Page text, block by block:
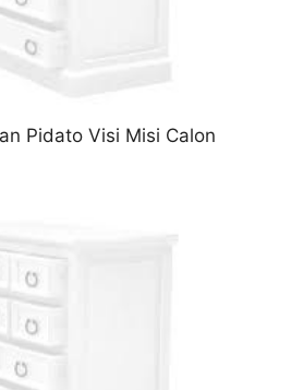
Pidato Visi Misi Calon